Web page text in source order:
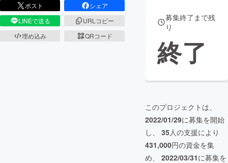
ポスト
シェア
LINEで送る
URLコピー
埋め込み
QRコード
募集終了まで残
り
終了
このプロジェクトは、
2022/01/29に募集を開始
し、 35人の支援により
431,000円の資金を集
め、 2022/03/31に募集を